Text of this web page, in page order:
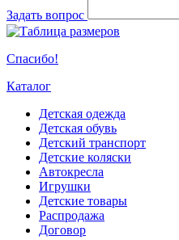
Задать вопрос
Спасибо!
Каталог
Детская одежда
Детская обувь
Детский транспорт
Детские коляски
Автокресла
Игрушки
Детские товары
Распродажа
Договор